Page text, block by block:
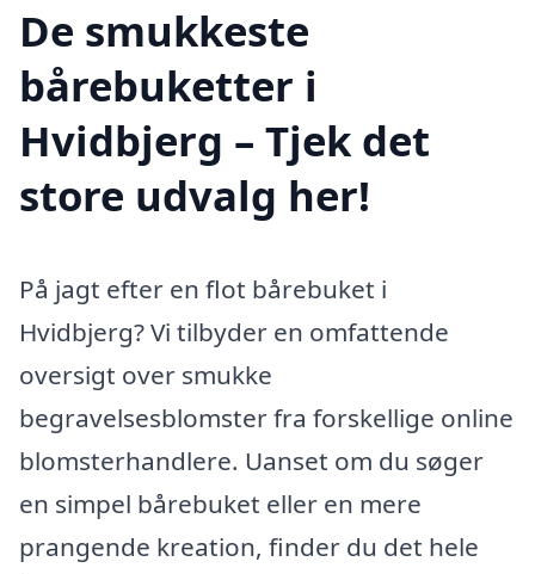
De smukkeste
bårebuketter i
Hvidbjerg – Tjek det
store udvalg her!
På jagt efter en flot bårebuket i
Hvidbjerg? Vi tilbyder en omfattende
oversigt over smukke
begravelsesblomster fra forskellige online
blomsterhandlere. Uanset om du søger
en simpel bårebuket eller en mere
prangende kreation, finder du det hele